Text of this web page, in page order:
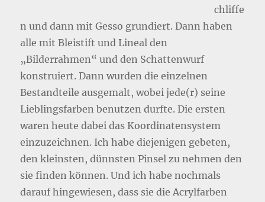
chliffe
n und dann mit Gesso grundiert. Dann haben
alle mit Bleistift und Lineal den
„Bilderrahmen“ und den Schattenwurf
konstruiert. Dann wurden die einzelnen
Bestandteile ausgemalt, wobei jede(r) seine
Lieblingsfarben benutzen durfte. Die ersten
waren heute dabei das Koordinatensystem
einzuzeichnen. Ich habe diejenigen gebeten,
den kleinsten, dünnsten Pinsel zu nehmen den
sie finden können. Und ich habe nochmals
darauf hingewiesen, dass sie die Acrylfarben